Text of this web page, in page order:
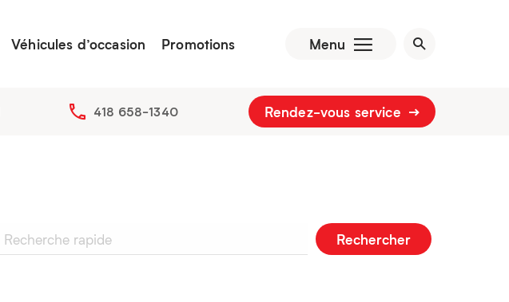
Véhicules d’occasion Promotions Menu
418 658-1340 Rendez-vous service
Rechercher